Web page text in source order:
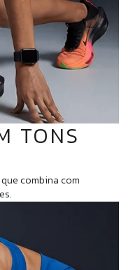
TONS
combina com